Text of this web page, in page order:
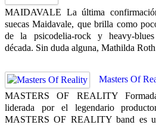
MAIDAVALE La última
suecas Maidavale, que brilla como
de la psicodelia-rock y heavy-
década. Sin duda alguna, Mathilda
Masters Of
MASTERS OF REALITY
liderada por el legendario
MASTERS OF REALITY band es